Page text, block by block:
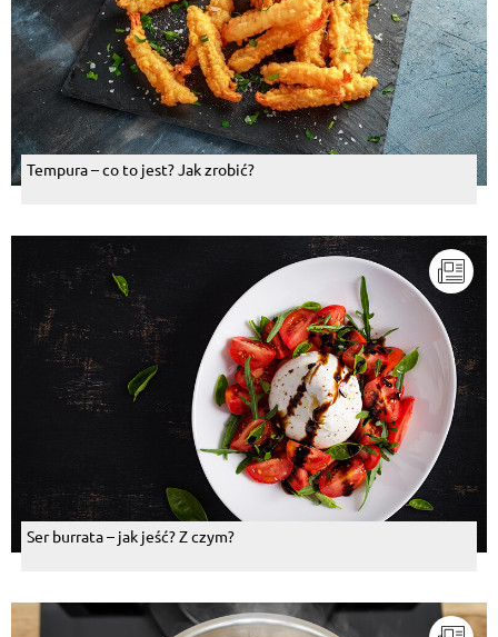
Tempura – co to jest? Jak zrobić?
Ser burrata – jak jeść? Z czym?